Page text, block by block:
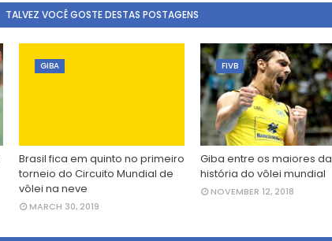
TALVEZ VOCÊ GOSTE DESTAS POSTAGENS
GIBA
Brasil fica em quinto no primeiro
torneio do Circuito Mundial de
vôlei na neve
MARCH 30, 2019
FIVB
Giba entre os maiores da
história do vôlei mundial
NOVEMBER 12, 2018